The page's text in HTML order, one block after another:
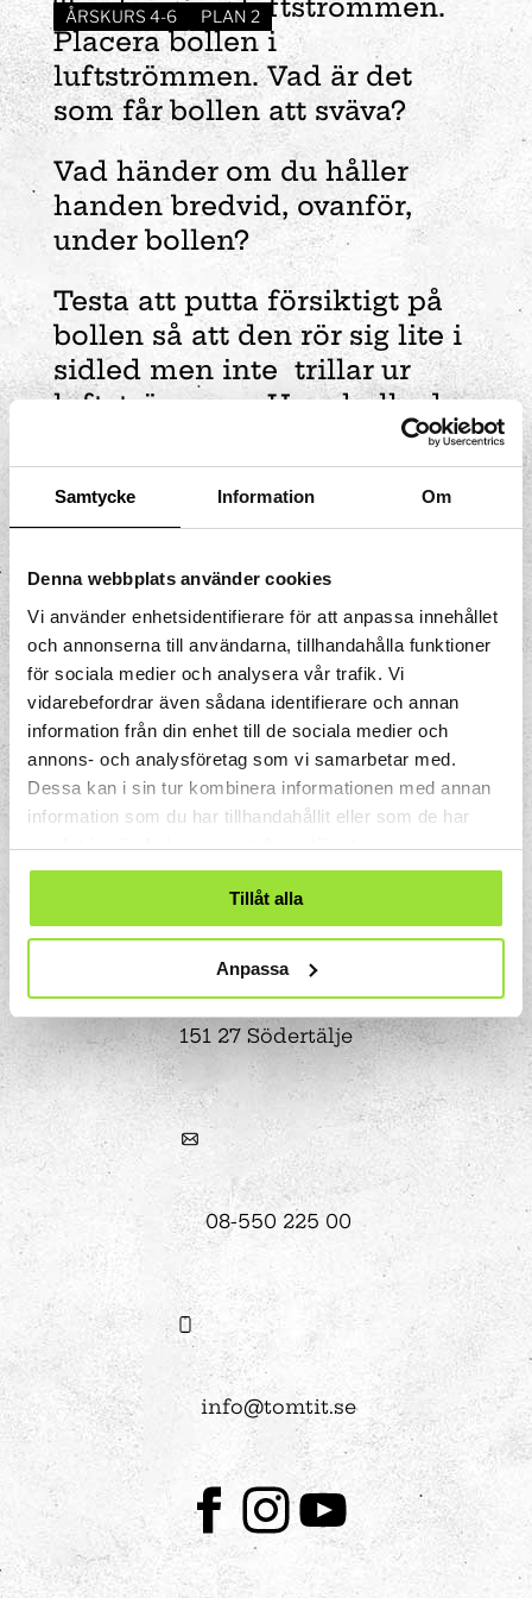
Samtycke Information Om
Denna webbplats använder cookies
Vi använder enhetsidentifierare för att anpassa innehållet
och annonserna till användarna, tillhandahålla funktioner
för sociala medier och analysera vår trafik. Vi
vidarebefordrar även sådana identifierare och annan
information från din enhet till de sociala medier och
annons- och analysföretag som vi samarbetar med.
Dessa kan i sin tur kombinera informationen med annan
information som du har tillhandahållit eller som de har
samlat in när du har använt deras tjänster.
Tillåt alla
Anpassa
ÅRSKURS 4-6 PLAN 2
Tryck i gång luftströmmen.
Placera bollen i
luftströmmen. Vad är det
som får bollen att sväva?
Vad händer om du håller
handen bredvid, ovanför,
under bollen?
Testa att putta försiktigt på
bollen så att den rör sig lite i
sidled men inte trillar ur
luftströmmen. Hur skulle du
beskriva vad som händer
med bollen?
Storgatan 33
151 27 Södertälje
08-550 225 00
info@tomtit.se